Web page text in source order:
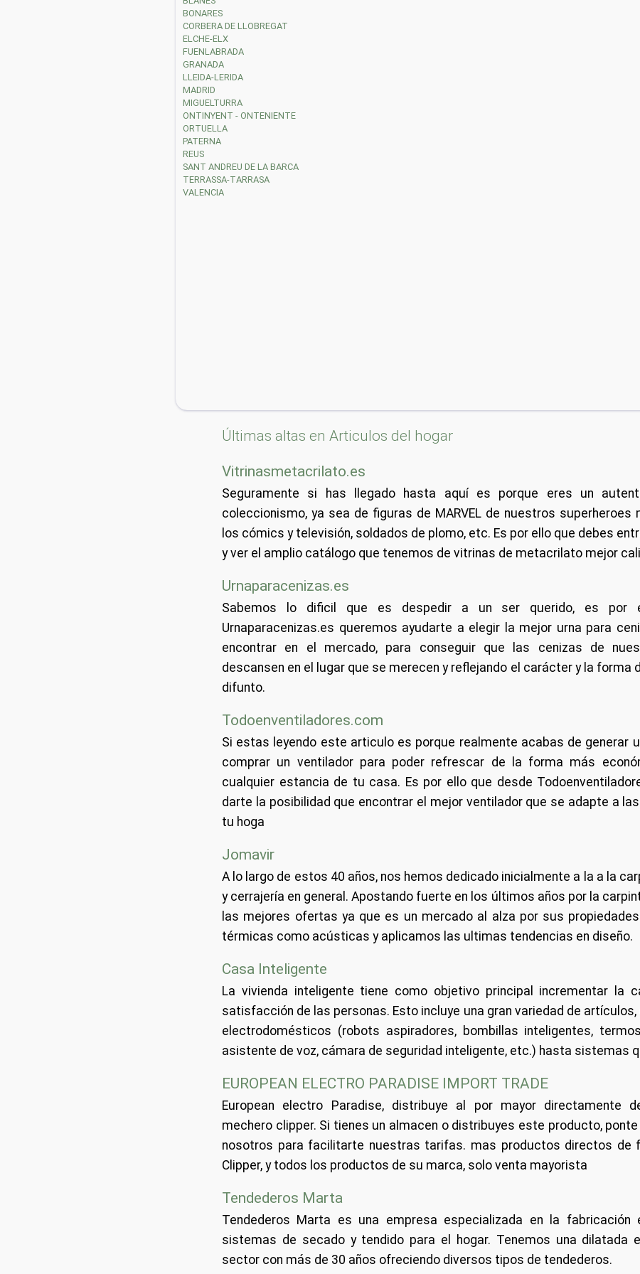
BONARES
CORBERA DE LLOBREGAT
ELCHE-ELX
FUENLABRADA
GRANADA
LLEIDA-LERIDA
MADRID
MIGUELTURRA
ONTINYENT - ONTENIENTE
ORTUELLA
PATERNA
REUS
SANT ANDREU DE LA BARCA
TERRASSA-TARRASA
VALENCIA
Últimas altas en Articulos del hogar
Vitrinasmetacrilato.es
Seguramente si has llegado hasta aquí es porque eres un
coleccionismo, ya sea de figuras de MARVEL de nuestros superheroes
los cómics y televisión, soldados de plomo, etc. Es por ello que debes
y ver el amplio catálogo que tenemos de vitrinas de metacrilato mejor
Urnaparacenizas.es
Sabemos lo dificil que es despedir a un ser querido, es por
Urnaparacenizas.es queremos ayudarte a elegir la mejor urna para
encontrar en el mercado, para conseguir que las cenizas de
descansen en el lugar que se merecen y reflejando el carácter y la forma
difunto.
Todoenventiladores.com
Si estas leyendo este articulo es porque realmente acabas de generar
comprar un ventilador para poder refrescar de la forma más
cualquier estancia de tu casa. Es por ello que desde
darte la posibilidad que encontrar el mejor ventilador que se adapte a
tu hoga
Jomavir
A lo largo de estos 40 años, nos hemos dedicado inicialmente a la a la
y cerrajería en general. Apostando fuerte en los últimos años por la
las mejores ofertas ya que es un mercado al alza por sus
térmicas como acústicas y aplicamos las ultimas tendencias en diseño.
Casa Inteligente
La vivienda inteligente tiene como objetivo principal incrementar la
satisfacción de las personas. Esto incluye una gran variedad de
electrodomésticos (robots aspiradores, bombillas inteligentes,
asistente de voz, cámara de seguridad inteligente, etc.) hasta sistemas
EUROPEAN ELECTRO PARADISE IMPORT TRADE
European electro Paradise, distribuye al por mayor directamente
mechero clipper. Si tienes un almacen o distribuyes este producto,
nosotros para facilitarte nuestras tarifas. mas productos directos de
Clipper, y todos los productos de su marca, solo venta mayorista
Tendederos Marta
Tendederos Marta es una empresa especializada en la fabricación
sistemas de secado y tendido para el hogar. Tenemos una dilatada
sector con más de 30 años ofreciendo diversos tipos de tendederos.